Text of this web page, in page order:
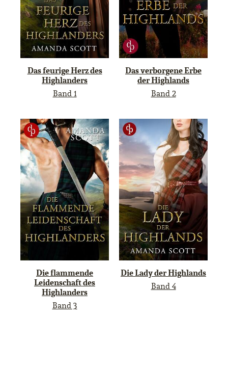
Das feurige Herz des
Highlanders
Band 1
Das verborgene Erbe
der Highlands
Band 2
Die flammende
Leidenschaft des
Highlanders
Band 3
Die Lady der Highlands
Band 4